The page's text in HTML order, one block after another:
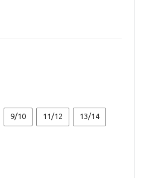
9/10 11/12 13/14